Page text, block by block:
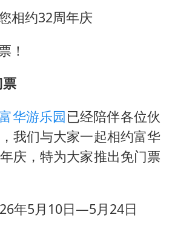
王艺迪无缘横滨赛决赛
泰国：高度重视中国游客旅游体验
于东来直播和胖东来核心团队开会
《龙餐馆》 冲奖
相约32周年庆
！
华游乐园已经陪伴各位伙
我们与大家一起相约富华
庆，特为大家推出免门票
年5月10日—5月24日